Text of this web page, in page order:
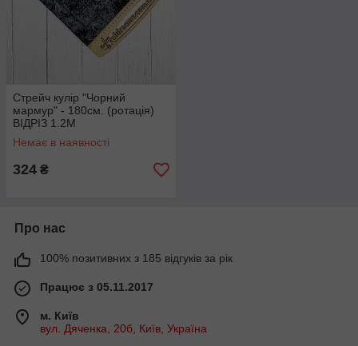
Стрейч кулір "Чорний
мармур" - 180см. (ротація)
ВІДРІЗ 1.2М
Немає в наявності
324 ₴
Про нас
100% позитивних з 185 відгуків за рік
Працює з 05.11.2017
м. Київ
вул. Дяченка, 20б, Київ, Україна